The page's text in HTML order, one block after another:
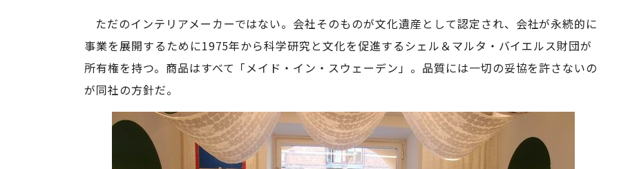
ただのインテリアメーカーではない。会社そのものが文化遺産として認定され、会社が永続的に
事業を展開するために1975年から科学研究と文化を促進するシェル＆マルタ・バイエルス財団が
所有権を持つ。商品はすべて「メイド・イン・スウェーデン」。品質には一切の妥協を許さないの
が同社の方針だ。